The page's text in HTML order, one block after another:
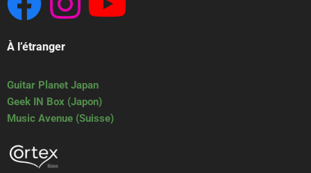
À l’étranger
Guitar Planet Japan
Geek IN Box (Japon)
Music Avenue (Suisse)